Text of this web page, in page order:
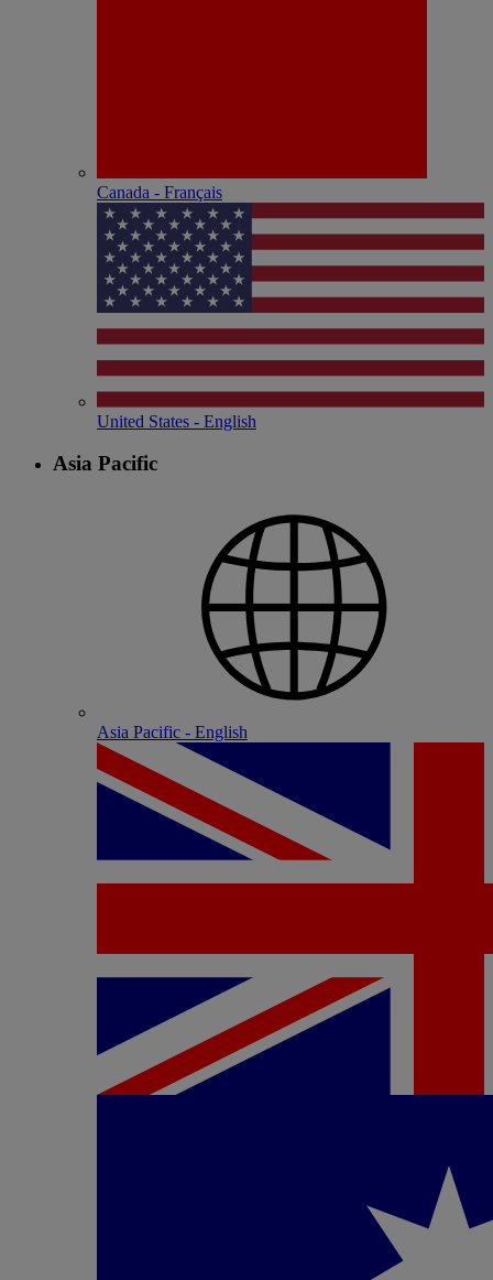
Canada - Français
United States - English
Asia Pacific
Asia Pacific - English